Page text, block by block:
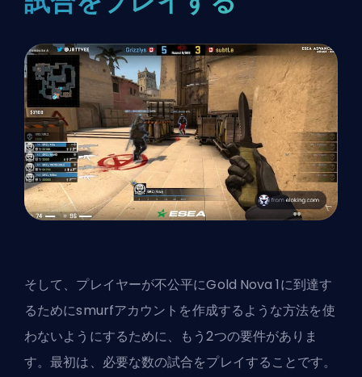
そして、プレイヤーが不公平にGold Nova 1に到達す
るためにsmurfアカウントを作成するような方法を使
わないようにするために、もう2つの要件がありま
す。最初は、必要な数の試合をプレイすることです。